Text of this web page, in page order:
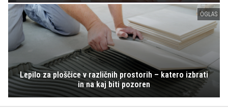
OGLAS
Lepilo za ploščice v različnih prostorih – katero izbrati
in na kaj biti pozoren